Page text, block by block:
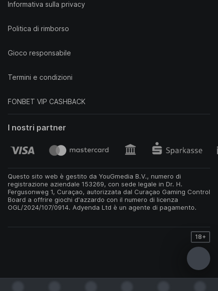
Informativa sulla privacy
Politica di rimborso
Gioco responsabile
Termini e condizioni
FONBET VIP CASHBACK
I nostri partner
Questo sito web è gestito da YouGmedia B.V., numero di
registrazione aziendale 153269, con sede legale in Dr. H.
Fergusonweg 1, Curaçao, autorizzata dal Curaçao Gaming Control
Board a offrire giochi d'azzardo con il numero di licenza
OGL/2024/107/0914. Adyenda Ltd è un agente di pagamento.
18+